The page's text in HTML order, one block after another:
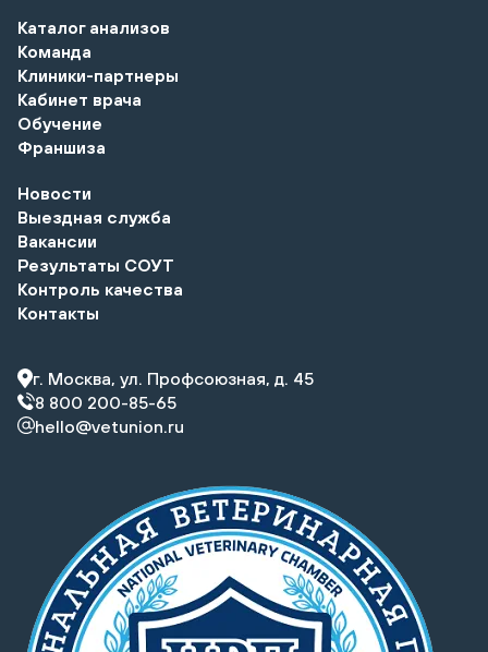
Каталог анализов
Команда
Клиники-партнеры
Кабинет врача
Обучение
Франшиза
Новости
Выездная служба
Вакансии
Результаты СОУТ
Контроль качества
Контакты
г. Москва, ул. Профсоюзная, д. 45
8 800 200-85-65
hello@vetunion.ru